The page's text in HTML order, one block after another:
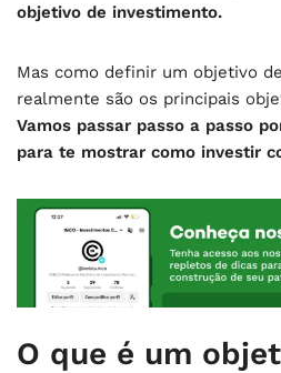
objetivo de investimento.
Mas como definir um objetivo
realmente são os principais
Vamos passar passo a passo
para te mostrar como investir
O que é um